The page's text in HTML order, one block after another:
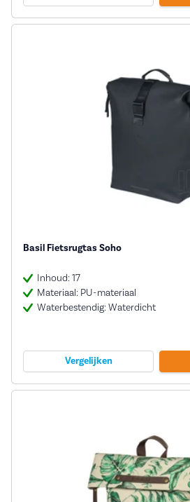
Basil Fietsrugtas Soho
Inhoud: 17
Materiaal: PU-materiaal
Waterbestendig: Waterdicht
Vergelijken